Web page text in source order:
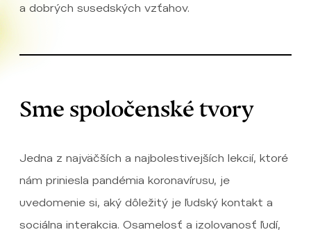
a dobrých susedských vzťahov.
Sme spoločenské tvory
Jedna z najväčších a najbolestivejších lekcií, ktoré
nám priniesla pandémia koronavírusu, je
uvedomenie si, aký dôležitý je ľudský kontakt a
sociálna interakcia. Osamelosť a izolovanosť ľudí,